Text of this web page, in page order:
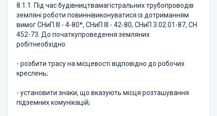
8.1.1. Під час будівництвамагістральних трубопроводів
земляні роботи повиннівиконуватися із дотриманням
вимог СНиП ІІІ - 4-80*, СНиП ІІІ - 42-80, СНиП 3.02.01-87, СН
452-73. До початкупроведення земляних
робітнеобхідно:
- розбити трасу на місцевості відповідно до робочих
креслень;
- установити знаки, що вказують місця розташування
підземних комунікацій;